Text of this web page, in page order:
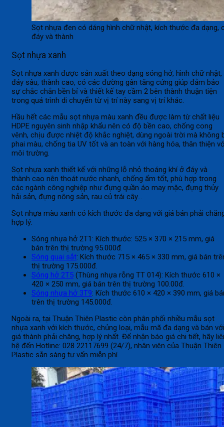
Sọt nhựa đen có dáng hình chữ nhật, kích thước đa
đáy và thành
Sọt nhựa xanh
Sọt nhựa xanh được sản xuất theo dạng sóng hở, hình chữ nhật,
đáy sâu, thành cao, có các đường gân tăng cứng giúp đảm bảo
sự chắc chắn bền bỉ và thiết kế tay cầm 2 bên thành thuận tiện
trong quá trình di chuyển từ vị trí này sang vị trí khác.
Hầu hết các mẫu sọt nhựa màu xanh đều được làm từ chất liệu
HDPE nguyên sinh nhập khẩu nên có độ bền cao, chống cong
vênh, chịu được nhiệt độ khắc nghiệt, dùng ngoài trời mà không
phai màu, chống tia UV tốt và an toàn với hàng hóa, thân thiện
môi trường.
Sọt nhựa xanh thiết kế với những lỗ nhỏ thoáng khí ở đáy và
thành cao nên thoát nước nhanh, chống ẩm tốt, phù hợp trong
các ngành công nghiệp như đựng quần áo may mặc, đựng thủy
hải sản, đựng nông sản, rau củ trái cây…
Sọt nhựa màu xanh có kích thước đa dạng với giá bán phải
hợp lý:
Sóng nhựa hở 2T1: Kích thước: 525 × 370 × 215 mm, giá
bán trên thị trường 95.000đ.
Sóng quai sắt: Kích thước 715 × 465 × 330 mm, giá bán
thị trường 175.000đ.
Sóng hở 2T5 (Thùng nhựa rỗng TT 014): Kích thước 610 ×
420 × 250 mm, giá bán trên thị trường 100.00đ.
Sóng nhựa hở 3T9: Kích thước 610 × 420 × 390 mm, giá
trên thị trường 145.000đ.
Ngoài ra, tại Thuận Thiên Plastic còn phân phối nhiều mẫu sọt
nhựa xanh với kích thước, chủng loại, mẫu mã đa dạng và bán với
giá thành phải chăng, hợp lý nhất. Để nhận báo giá chi tiết, hãy
hệ đến Hotline: 028 22117699 (24/7), nhân viên của Thuận Thiên
Plastic sẵn sàng tư vấn miễn phí.